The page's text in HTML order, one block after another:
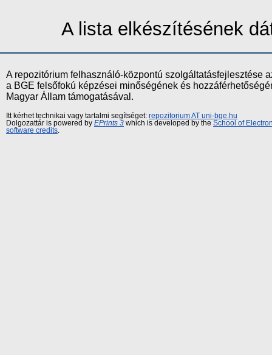
A lista elkészítésének
A repozitórium felhasználó-központú szolgáltatásfejlesztése
a BGE felsőfokú képzései minőségének és
Magyar Állam támogatásával.
Itt kérhet technikai vagy tartalmi segítséget: repozitorium AT uni-bge.hu
Dolgozattár is powered by EPrints 3 which is developed by the School of
software credits